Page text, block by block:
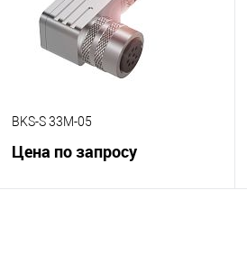
BKS-S 33M-05
Цена по запросу